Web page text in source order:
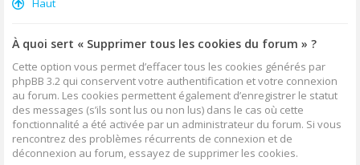
Haut
À quoi sert « Supprimer tous les cookies du forum » ?
Cette option vous permet d’effacer tous les cookies générés par
phpBB 3.2 qui conservent votre authentification et votre connexion
au forum. Les cookies permettent également d’enregistrer le statut
des messages (s’ils sont lus ou non lus) dans le cas où cette
fonctionnalité a été activée par un administrateur du forum. Si vous
rencontrez des problèmes récurrents de connexion et de
déconnexion au forum, essayez de supprimer les cookies.